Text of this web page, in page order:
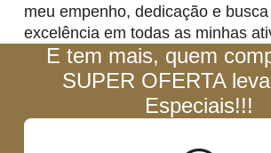
meu empenho, dedicação e
excelência em todas as minhas
E tem mais, quem
SUPER OFERTA
Especiais!!!